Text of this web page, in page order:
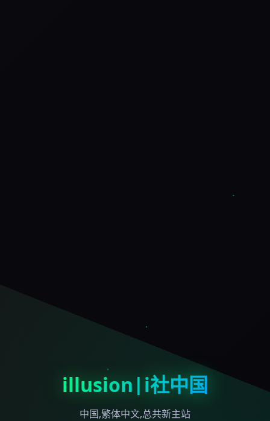
illusion|i社中国
中国,繁体中文,总共新主站